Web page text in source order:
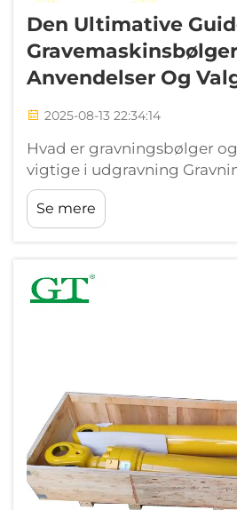
Den Ultimative
Anvendelser Og
2025-08-13 22:34:14
Hvad er gravningsbølger
vigtige i udgravning
robuste tilbehør, der bliver
gravemaskiner og lastere.
bygget til at håndtere det
Når...
Se mere